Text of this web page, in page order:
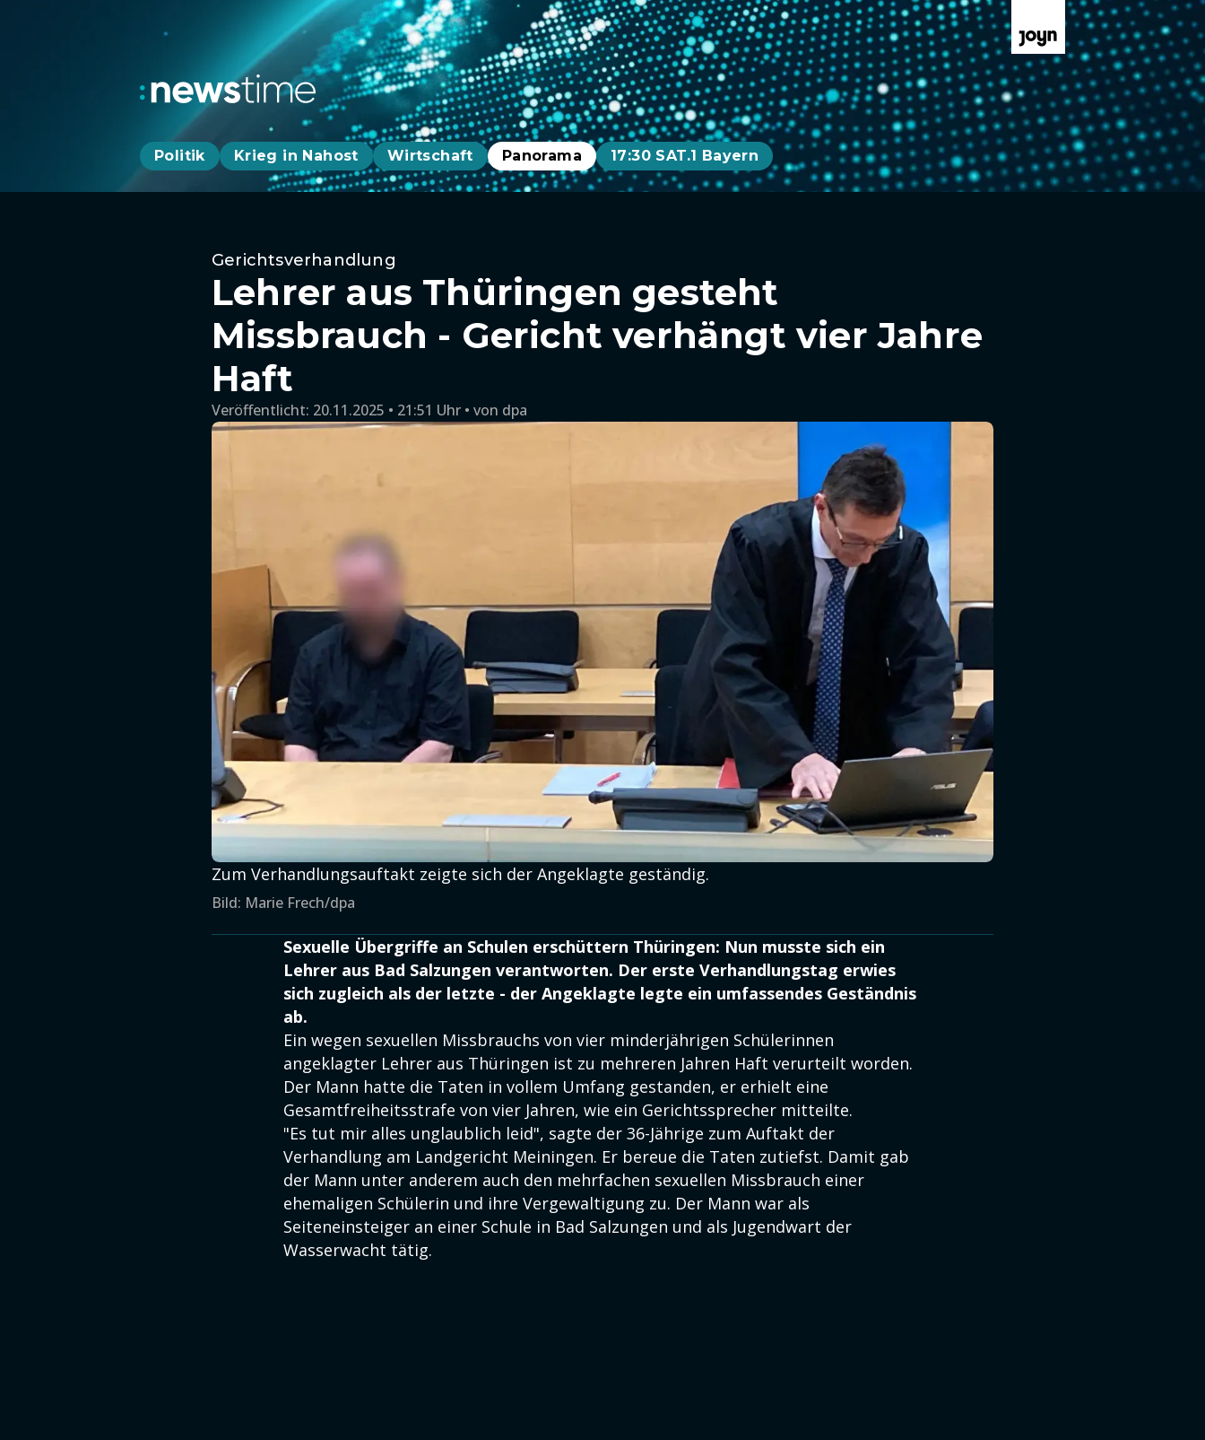
Politik Krieg in Nahost Wirtschaft Panorama 17:30 SAT.1 Bayern
Gerichtsverhandlung
Lehrer aus Thüringen gesteht
Missbrauch - Gericht verhängt vier Jahre
Haft
Veröffentlicht: 20.11.2025 • 21:51 Uhr von dpa
Zum Verhandlungsauftakt zeigte sich der Angeklagte geständig.
Bild: Marie Frech/dpa
Sexuelle Übergriffe an Schulen erschüttern Thüringen: Nun musste sich ein
Lehrer aus Bad Salzungen verantworten. Der erste Verhandlungstag erwies
sich zugleich als der letzte - der Angeklagte legte ein umfassendes Geständnis
ab.
Ein wegen sexuellen Missbrauchs von vier minderjährigen Schülerinnen
angeklagter Lehrer aus Thüringen ist zu mehreren Jahren Haft verurteilt worden.
Der Mann hatte die Taten in vollem Umfang gestanden, er erhielt eine
Gesamtfreiheitsstrafe von vier Jahren, wie ein Gerichtssprecher mitteilte.
"Es tut mir alles unglaublich leid", sagte der 36-Jährige zum Auftakt der
Verhandlung am Landgericht Meiningen. Er bereue die Taten zutiefst. Damit gab
der Mann unter anderem auch den mehrfachen sexuellen Missbrauch einer
ehemaligen Schülerin und ihre Vergewaltigung zu. Der Mann war als
Seiteneinsteiger an einer Schule in Bad Salzungen und als Jugendwart der
Wasserwacht tätig.